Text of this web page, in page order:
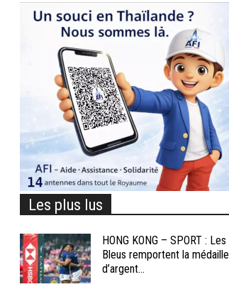
Les plus lus
HONG KONG – SPORT : Les
Bleus remportent la médaille
d’argent...